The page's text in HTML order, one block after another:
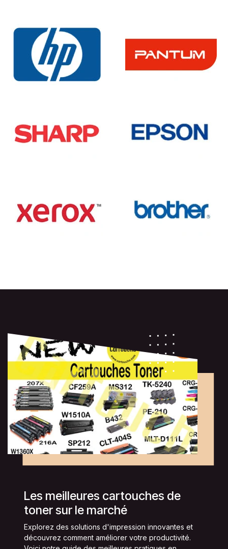
Les meilleures cartouches de
toner sur le marché
Explorez des solutions d'impression innovantes et
découvrez comment améliorer votre productivité.